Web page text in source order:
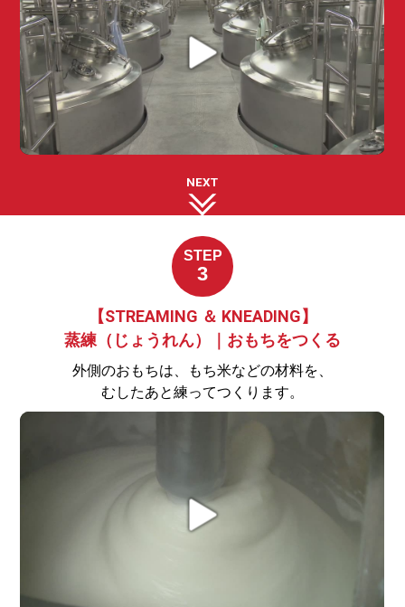
NEXT
STEP
3
【STREAMING ＆ KNEADING】
蒸練（じょうれん）｜おもちをつくる
外側のおもちは、もち米などの材料を、
むしたあと練ってつくります。